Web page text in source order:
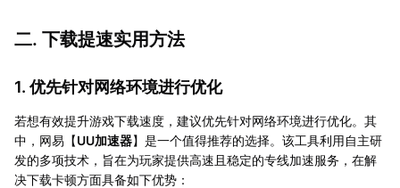
二. 下载提速实用方法
1. 优先针对网络环境进行优化
若想有效提升游戏下载速度，建议优先针对网络环境进行优化。其
中，网易【UU加速器】是一个值得推荐的选择。该工具利用自主研
发的多项技术，旨在为玩家提供高速且稳定的专线加速服务，在解
决下载卡顿方面具备如下优势：